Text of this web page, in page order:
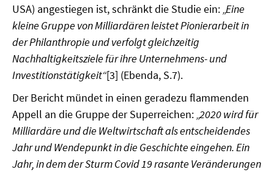
SOMMERSCHULE 2012
SOMMERSCHULE 2011
SOMMERSCHULE 2010
SOMMERSCHULE 2009
SOMMERSCHULE 2008
SOMMERSCHULE 2007
USA) angestiegen ist, schränkt die Studie ein:„Eine
kleine Gruppe von Milliardären leistet Pionierarbeit in
der Philanthropie und verfolgt gleichzeitig
Nachhaltigkeitsziele für ihre Unternehmens- und
Investitionstätigkeit“[3] (Ebenda, S.7).
Der Bericht mündet in einen geradezu flammenden
Appell an die Gruppe der Superreichen:„2020 wird für
Milliardäre und die Weltwirtschaft als entscheidendes
Jahr und Wendepunkt in die Geschichte eingehen. Ein
Jahr, in dem der Sturm Covid 19 rasante Veränderungen